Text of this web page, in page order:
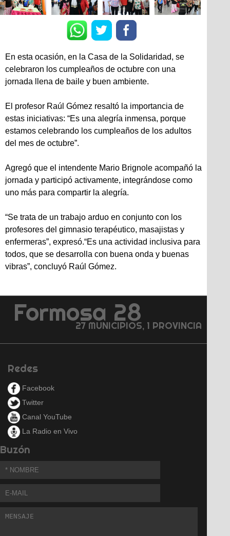
En esta ocasión, en la Casa de la Solidaridad, se
celebraron los cumpleaños de octubre con una
jornada llena de baile y buen ambiente.
El profesor Raúl Gómez resaltó la importancia de
estas iniciativas: “Es una alegría inmensa, porque
estamos celebrando los cumpleaños de los adultos
del mes de octubre”.
Agregó que el intendente Mario Brignole acompañó la
jornada y participó activamente, integrándose como
uno más para compartir la alegría.
“Se trata de un trabajo arduo en conjunto con los
profesores del gimnasio terapéutico, masajistas y
enfermeras”, expresó.“Es una actividad inclusiva para
todos, que se desarrolla con buena onda y buenas
vibras”, concluyó Raúl Gómez.
Formosa 28
27 MUNICIPIOS, 1 PROVINCIA
Redes
Facebook
Twitter
Canal YouTube
La Radio en Vivo
Buzón